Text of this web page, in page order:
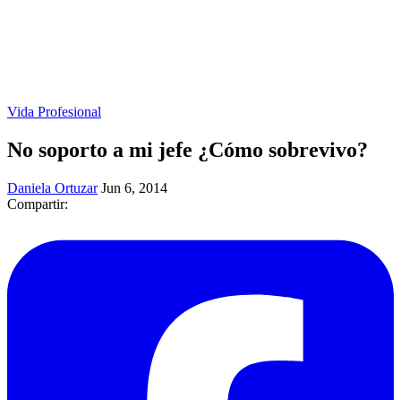
Vida Profesional
No soporto a mi jefe ¿Cómo sobrevivo?
Daniela Ortuzar Jun 6, 2014
Compartir: